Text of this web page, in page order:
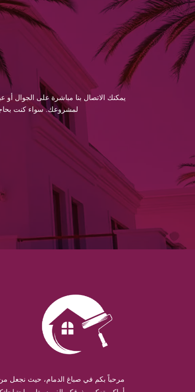
يمكنك الاتصال بنا مباشرة على الجوال أو
لمشروعك. سواء كنت
مرحباً بكم في صباغ الدمام، حيث نجعل